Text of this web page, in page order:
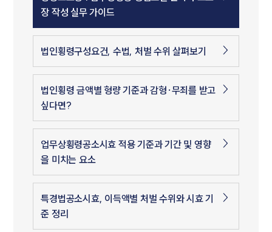
장 작성 실무 가이드
법인횡령구성요건, 수법, 처벌 수위 살펴보기
법인횡령 금액별 형량 기준과 감형·무죄를 받고
싶다면?
업무상횡령공소시효 적용 기준과 기간 및 영향
을 미치는 요소
특경법공소시효, 이득액별 처벌 수위와 시효 기
준 정리